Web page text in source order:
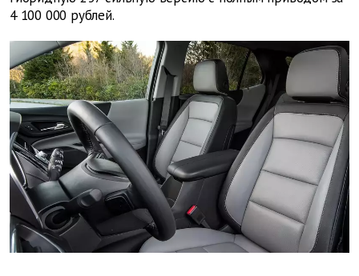
4 100 000 рублей.